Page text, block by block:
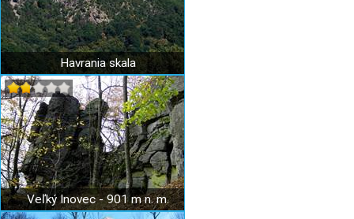
Havrania skala
Veľký Inovec - 901 m n. m.